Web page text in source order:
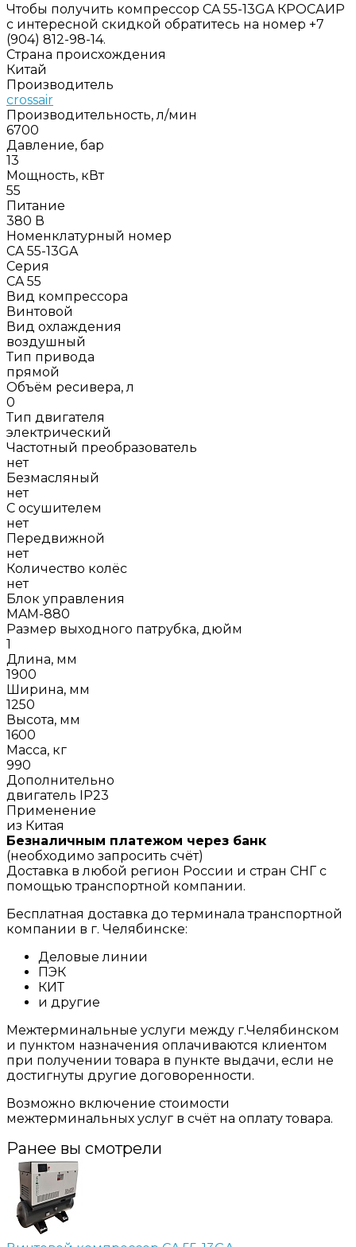
Чтобы получить компрессор CA 55-13GA КРОСАИР
с интересной скидкой обратитесь на номер +7
(904) 812-98-14.
Страна происхождения
Китай
Производитель
crossair
Производительность, л/мин
6700
Давление, бар
13
Мощность, кВт
55
Питание
380 В
Номенклатурный номер
CA 55-13GA
Серия
CA 55
Вид компрессора
Винтовой
Вид охлаждения
воздушный
Тип привода
прямой
Объём ресивера, л
0
Тип двигателя
электрический
Частотный преобразователь
нет
Безмасляный
нет
С осушителем
нет
Передвижной
нет
Количество колёс
нет
Блок управления
MAM-880
Размер выходного патрубка, дюйм
1
Длина, мм
1900
Ширина, мм
1250
Высота, мм
1600
Масса, кг
990
Дополнительно
двигатель IP23
Применение
из Китая
Безналичным платежом через банк
(необходимо запросить счёт)
Доставка в любой регион России и стран СНГ с
помощью транспортной компании.
Бесплатная доставка до терминала транспортной
компании в г. Челябинске:
Деловые линии
ПЭК
КИТ
и другие
Межтерминальные услуги между г.Челябинском
и пунктом назначения оплачиваются клиентом
при получении товара в пункте выдачи, если не
достигнуты другие договоренности.
Возможно включение стоимости
межтерминальных услуг в счёт на оплату товара.
Ранее вы смотрели